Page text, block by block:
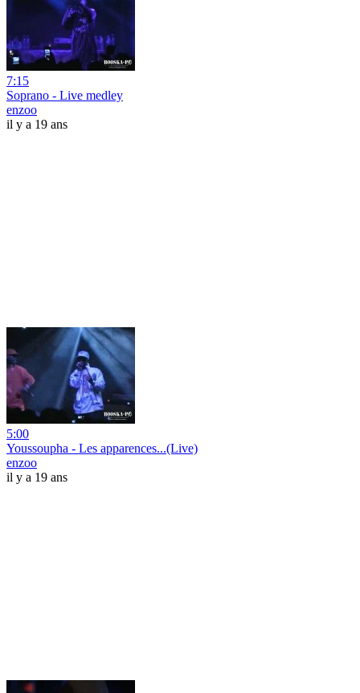
7:15
Soprano - Live medley
enzoo
il y a 19 ans
5:00
Youssoupha - Les apparences...(Live)
enzoo
il y a 19 ans